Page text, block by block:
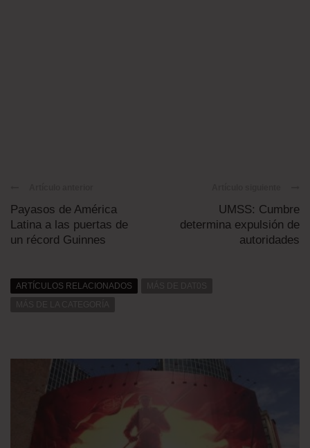
Payasos de América
Latina a las puertas de
un récord Guinnes
UMSS: Cumbre
determina expulsión de
autoridades
ARTÍCULOS RELACIONADOS